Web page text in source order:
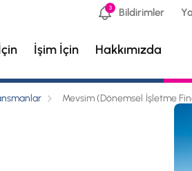
3 Bildirimler
İşim İçin Hakkımızda
Mevsim (Dönemsel İşletme